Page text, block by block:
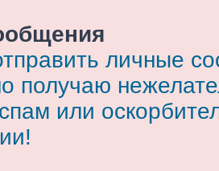
личные
получаю
или